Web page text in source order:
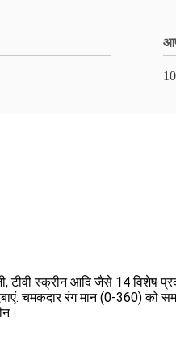
टीवी स्क्रीन आदि जैसे 14 विशेष
रंग मान (0-360) को